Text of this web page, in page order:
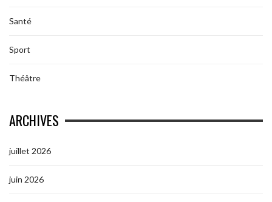
Santé
Sport
Théâtre
ARCHIVES
juillet 2026
juin 2026